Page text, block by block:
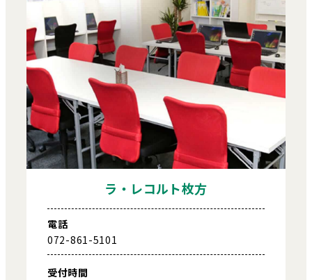
ラ・レコルト枚方
電話
072-861-5101
受付時間